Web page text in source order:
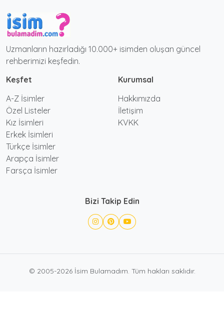
Uzmanların hazırladığı 10.000+ isimden oluşan güncel
rehberimizi keşfedin.
Keşfet
A-Z İsimler
Özel Listeler
Kız İsimleri
Erkek İsimleri
Türkçe İsimler
Arapça İsimler
Farsça İsimler
Kurumsal
Hakkımızda
İletişim
KVKK
Bizi Takip Edin
© 2005-2026 İsim Bulamadım. Tüm hakları saklıdır.